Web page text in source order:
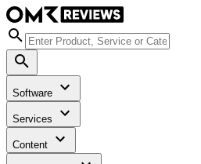
Software
Services
Content